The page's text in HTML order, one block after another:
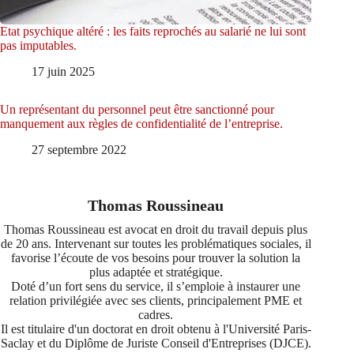
Etat psychique altéré : les faits reprochés au salarié ne lui sont
pas imputables.
17 juin 2025
Un représentant du personnel peut être sanctionné pour
manquement aux règles de confidentialité de l’entreprise.
27 septembre 2022
Thomas Roussineau
Thomas Roussineau est avocat en droit du travail depuis plus
de 20 ans. Intervenant sur toutes les problématiques sociales, il
favorise l’écoute de vos besoins pour trouver la solution la
plus adaptée et stratégique.
Doté d’un fort sens du service, il s’emploie à instaurer une
relation privilégiée avec ses clients, principalement PME et
cadres.
Il est titulaire d'un doctorat en droit obtenu à l'Université Paris-
Saclay et du Diplôme de Juriste Conseil d'Entreprises (DJCE).